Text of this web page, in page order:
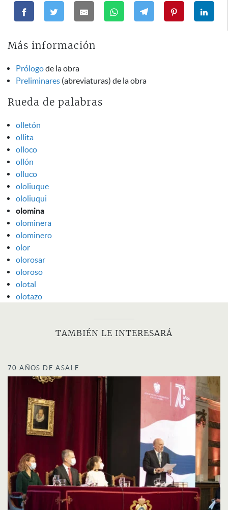
Más información
Prólogode la obra
Preliminares (abreviaturas) de la obra
Rueda de palabras
olletón
ollita
olloco
ollón
olluco
ololiuque
ololiuqui
olomina
olominera
olominero
olor
olorosar
oloroso
olotal
olotazo
TAMBIÉN LE INTERESARÁ
70 AÑOS DE ASALE